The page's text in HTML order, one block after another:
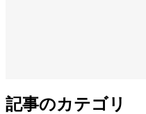
記事のカテゴリ